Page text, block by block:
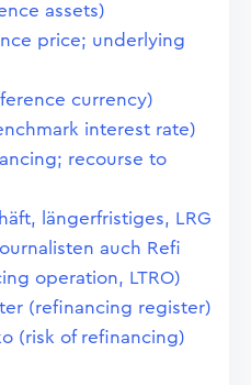
assets)
price; underlying
currency)
interest rate)
recourse to
längerfristiges, LRG
auch Refi
operation, LTRO)
(refinancing register)
(risk of refinancing)